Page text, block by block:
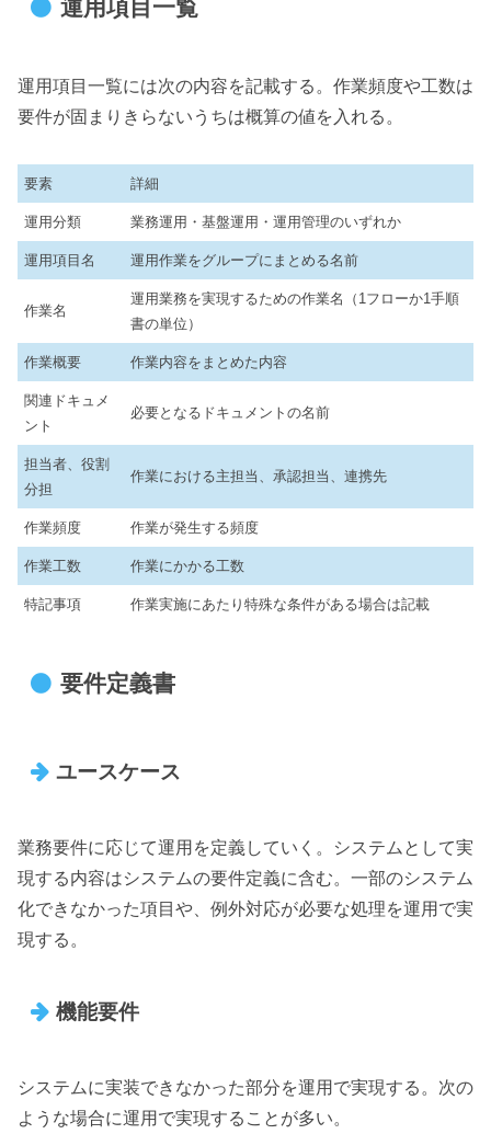
運用項目一覧
運用項目一覧には次の内容を記載する。作業頻度や工数は
要件が固まりきらないうちは概算の値を入れる。
要素 詳細
運用分類 業務運用・基盤運用・運用管理のいずれか
運用項目名 運用作業をグループにまとめる名前
作業名
運用業務を実現するための作業名（1フローか1手順
書の単位）
作業概要 作業内容をまとめた内容
関連ドキュメ
ント
必要となるドキュメントの名前
担当者、役割
分担
作業における主担当、承認担当、連携先
作業頻度 作業が発生する頻度
作業工数 作業にかかる工数
特記事項 作業実施にあたり特殊な条件がある場合は記載
要件定義書
ユースケース
業務要件に応じて運用を定義していく。システムとして実
現する内容はシステムの要件定義に含む。一部のシステム
化できなかった項目や、例外対応が必要な処理を運用で実
現する。
機能要件
システムに実装できなかった部分を運用で実現する。次の
ような場合に運用で実現することが多い。